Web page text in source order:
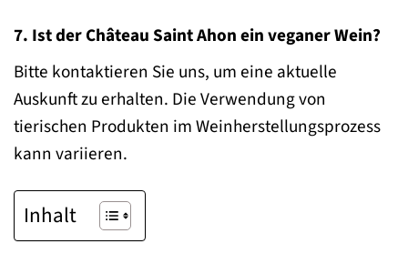
7. Ist der Château Saint Ahon ein veganer Wein?
Bitte kontaktieren Sie uns, um eine aktuelle
Auskunft zu erhalten. Die Verwendung von
tierischen Produkten im Weinherstellungsprozess
kann variieren.
Inhalt